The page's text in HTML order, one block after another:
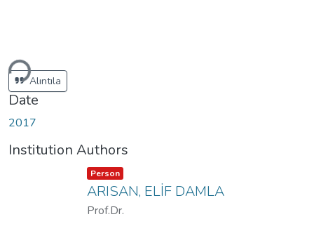
Alıntıla
Date
2017
Institution Authors
Item type:
Person ,
ARISAN, ELİF DAMLA
Prof.Dr.